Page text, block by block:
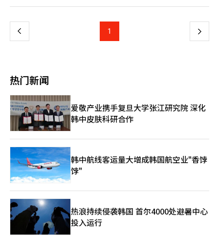
增长117%。其中40%的用户利用AI进行行程安排、行李打包和文
照规定和预订政策（谨慎），询问折扣促销和休息室优惠（实惠消
费），搜索独特设计和特定景观（情感追求）。在住宿搜索方面，
数量同比增长400%，实时翻译和菜单指南等应用频率增长
300%。旅游行业的AI服务正从文本转向图像为基础的“多模
态”方式。Trip.com表示，拍摄地标或菜单照片获取信息的客户
回访率是普通用户的两倍，AI住宿比较功能将用户点击次数减少约
80%，缩短了决策时间。Trip.com韩国分公司总经理洪钟民表
示：“我们计划进一步提升服务，以提供更精细和个性化的AI定制
体验，满足国内用户的细分需求。”※ 本报道经人工智能（AI）系
统翻译与编辑。
上 1 下
热门新闻
爱敬产业携手复旦大学张江研究院 深化
韩中皮肤科研合作
韩中航线客运量大增成韩国航空业"香饽
饽"
热浪持续侵袭韩国 首尔4000处避暑中心
投入运行